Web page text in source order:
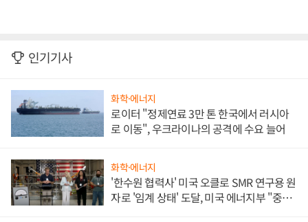
인기기사
화학·에너지
로이터 "정제연료 3만 톤 한국에서 러시아
로 이동", 우크라이나의 공격에 수요 늘어
화학·에너지
'한수원 협력사' 미국 오클로 SMR 연구용 원
자로 '임계 상태' 도달, 미국 에너지부 "중요